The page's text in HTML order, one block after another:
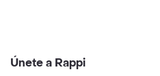
Únete a Rappi